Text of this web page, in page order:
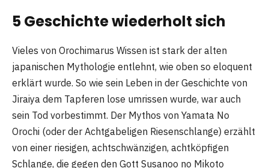
5 Geschichte wiederholt sich
Vieles von Orochimarus Wissen ist stark der alten
japanischen Mythologie entlehnt, wie oben so eloquent
erklärt wurde. So wie sein Leben in der Geschichte von
Jiraiya dem Tapferen lose umrissen wurde, war auch
sein Tod vorbestimmt. Der Mythos von Yamata No
Orochi (oder der Achtgabeligen Riesenschlange) erzählt
von einer riesigen, achtschwänzigen, achtköpfigen
Schlange, die gegen den Gott Susanoo no Mikoto